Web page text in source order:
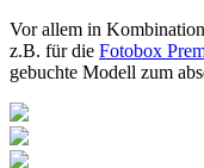
Vor allem in
z.B. für die Fotobox
gebuchte Modell zum